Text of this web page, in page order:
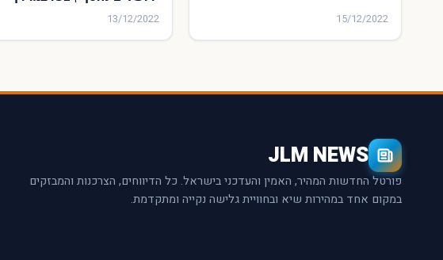
15/12/2022
13/12/2022
JLM NEWS
פורטל החדשות המהיר, האמין והעדכני בישראל. כל הדיווחים, הצרכנות והמבזקים
במקום אחד במהירות שיא ובחוויית גלישה נקייה ומתקדמת.